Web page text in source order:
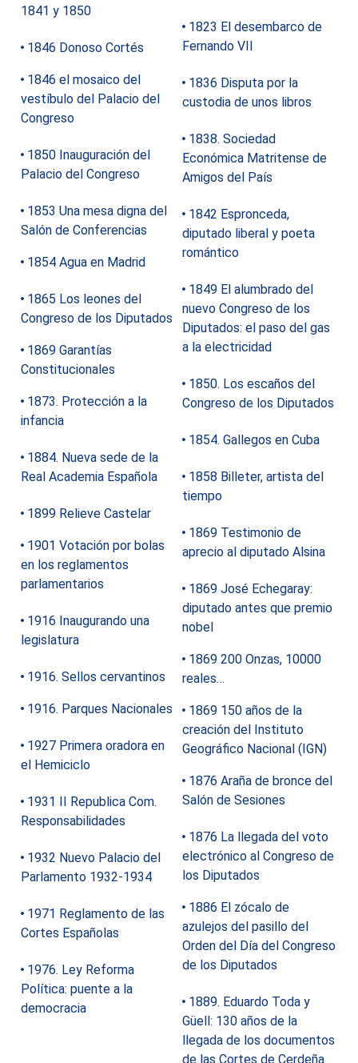
1841 y 1850
1846 Donoso Cortés
1846 el mosaico del
vestíbulo del Palacio del
Congreso
1850 Inauguración del
Palacio del Congreso
1853 Una mesa digna del
Salón de Conferencias
1854 Agua en Madrid
1865 Los leones del
Congreso de los Diputados
1869 Garantías
Constitucionales
1873. Protección a la
infancia
1884. Nueva sede de la
Real Academia Española
1899 Relieve Castelar
1901 Votación por bolas
en los reglamentos
parlamentarios
1916 Inaugurando una
legislatura
1916. Sellos cervantinos
1916. Parques Nacionales
1927 Primera oradora en
el Hemiciclo
1931 II Republica Com.
Responsabilidades
1932 Nuevo Palacio del
Parlamento 1932-1934
1971 Reglamento de las
Cortes Españolas
1976. Ley Reforma
Política: puente a la
democracia
1823 El desembarco de
Fernando VII
1836 Disputa por la
custodia de unos libros
1838. Sociedad
Económica Matritense de
Amigos del País
1842 Espronceda,
diputado liberal y poeta
romántico
1849 El alumbrado del
nuevo Congreso de los
Diputados: el paso del gas
a la electricidad
1850. Los escaños del
Congreso de los Diputados
1854. Gallegos en Cuba
1858 Billeter, artista del
tiempo
1869 Testimonio de
aprecio al diputado Alsina
1869 José Echegaray:
diputado antes que premio
nobel
1869 200 Onzas, 10000
reales…
1869 150 años de la
creación del Instituto
Geográfico Nacional (IGN)
1876 Araña de bronce del
Salón de Sesiones
1876 La llegada del voto
electrónico al Congreso de
los Diputados
1886 El zócalo de
azulejos del pasillo del
Orden del Día del Congreso
de los Diputados
1889. Eduardo Toda y
Güell: 130 años de la
llegada de los documentos
de las Cortes de Cerdeña